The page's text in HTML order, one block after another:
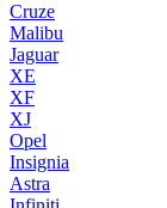
Cruze
Malibu
Jaguar
XE
XF
XJ
Opel
Insignia
Astra